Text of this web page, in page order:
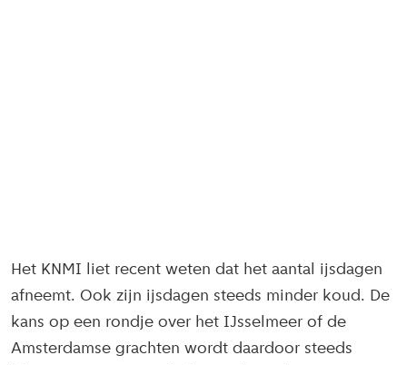
Het KNMI liet recent weten dat het aantal ijsdagen
afneemt. Ook zijn ijsdagen steeds minder koud. De
kans op een rondje over het IJsselmeer of de
Amsterdamse grachten wordt daardoor steeds